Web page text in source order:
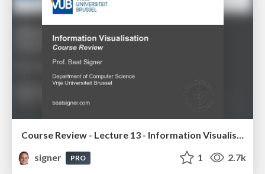
Course Review - Lecture 13 - Information Visualisation (4019538FNR)
signer
PRO 1 2.7k